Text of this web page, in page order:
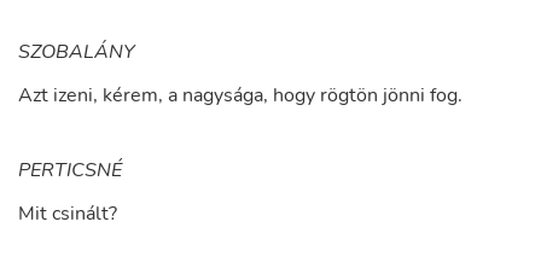
SZOBALÁNY
Azt izeni, kérem, a nagysága, hogy rögtön jönni fog.
PERTICSNÉ
Mitcsinált?